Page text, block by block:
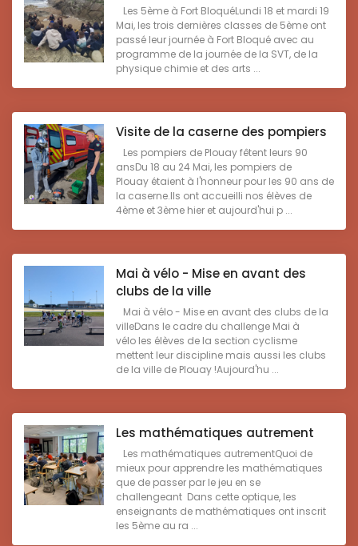
Les 5ème à Fort BloquéLundi 18 et mardi 19
Mai, les trois dernières classes de 5ème ont
passé leur journée à Fort Bloqué avec au
programme de la journée de la SVT, de la
physique chimie et des arts ...
Visite de la caserne des pompiers
Les pompiers de Plouay fêtent leurs 90
ansDu 18 au 24 Mai, les pompiers de
Plouay étaient à l'honneur pour les 90 ans de
la caserne.Ils ont accueilli nos élèves de
4ème et 3ème hier et aujourd'hui p ...
Mai à vélo - Mise en avant des
clubs de la ville
Mai à vélo - Mise en avant des clubs de la
villeDans le cadre du challenge Mai à
vélo les élèves de la section cyclisme
mettent leur discipline mais aussi les clubs
de la ville de Plouay !Aujourd'hu ...
Les mathématiques autrement
Les mathématiques autrementQuoi de
mieux pour apprendre les mathématiques
que de passer par le jeu en se
challengeant Dans cette optique, les
enseignants de mathématiques ont inscrit
les 5ème au ra ...